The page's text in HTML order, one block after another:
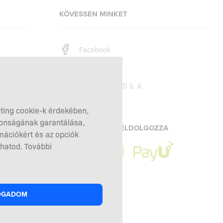
KÖVESSEN MINKET
Facebook
SFD S. A.
A FIZETÉSEKET FELDOLGOZZA
cookie-k érdekében,
garantálása,
és az opciók
További